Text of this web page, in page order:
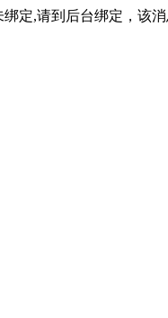
定,请到后台绑定，该